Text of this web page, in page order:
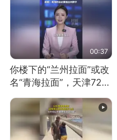
00:37
你楼下的“兰州拉面”或改
名“青海拉面”，天津72家
面馆已集体更换招牌